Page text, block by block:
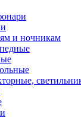
и ночникам